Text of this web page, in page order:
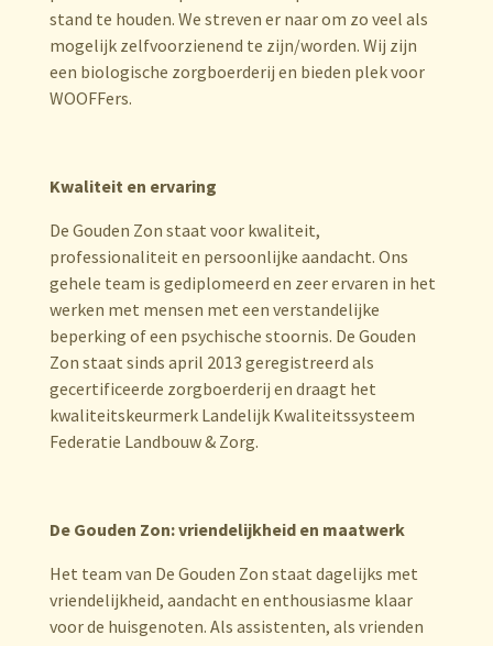
stand te houden. We streven er naar om zo veel als
mogelijk zelfvoorzienend te zijn/worden. Wij zijn
een biologische zorgboerderij en bieden plek voor
WOOFFers.
Kwaliteit en ervaring
De Gouden Zon staat voor kwaliteit,
professionaliteit en persoonlijke aandacht. Ons
gehele team is gediplomeerd en zeer ervaren in het
werken met mensen met een verstandelijke
beperking of een psychische stoornis. De Gouden
Zon staat sinds april 2013 geregistreerd als
gecertificeerde zorgboerderij en draagt het
kwaliteitskeurmerk Landelijk Kwaliteitssysteem
Federatie Landbouw & Zorg.
De Gouden Zon: vriendelijkheid en maatwerk
Het team van De Gouden Zon staat dagelijks met
vriendelijkheid, aandacht en enthousiasme klaar
voor de huisgenoten. Als assistenten, als vrienden